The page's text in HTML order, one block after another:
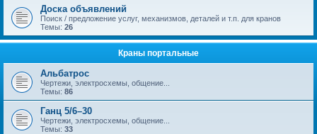
Доска объявлений
Поиск / предложение услуг, механизмов, деталей и т.п. для кранов
Темы: 26
Краны портальные
Альбатрос
Чертежи, электросхемы, общение...
Темы: 86
Ганц 5/6–30
Чертежи, электросхемы, общение...
Темы: 33